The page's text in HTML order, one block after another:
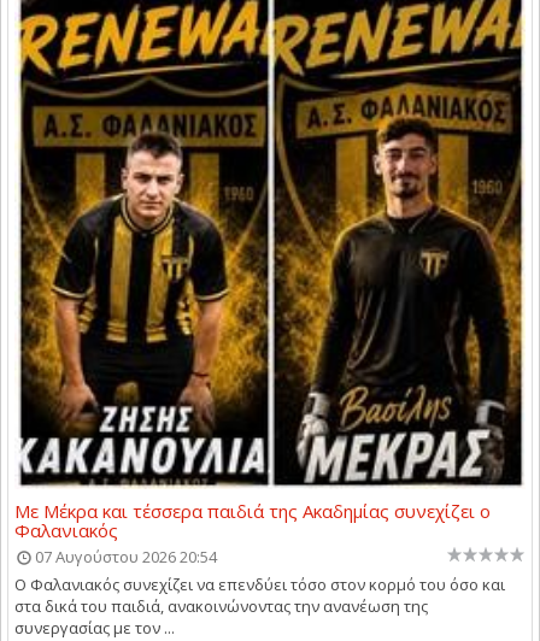
Με Μέκρα και τέσσερα παιδιά της Ακαδημίας συνεχίζει ο
Φαλανιακός
07 Αυγούστου 2026 20:54
Ο Φαλανιακός συνεχίζει να επενδύει τόσο στον κορμό του όσο και
στα δικά του παιδιά, ανακοινώνοντας την ανανέωση της
συνεργασίας με τον ...